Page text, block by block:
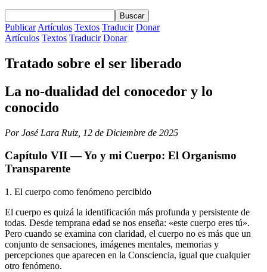
Buscar
Publicar Artículos Textos Traducir Donar
Artículos Textos Traducir Donar
Tratado sobre el ser liberado
La no-dualidad del conocedor y lo
conocido
Por José Lara Ruiz, 12 de Diciembre de 2025
Capítulo VII — Yo y mi Cuerpo: El Organismo
Transparente
1. El cuerpo como fenómeno percibido
El cuerpo es quizá la identificación más profunda y persistente de
todas. Desde temprana edad se nos enseña: «este cuerpo eres tú».
Pero cuando se examina con claridad, el cuerpo no es más que un
conjunto de sensaciones, imágenes mentales, memorias y
percepciones que aparecen en la Consciencia, igual que cualquier
otro fenómeno.